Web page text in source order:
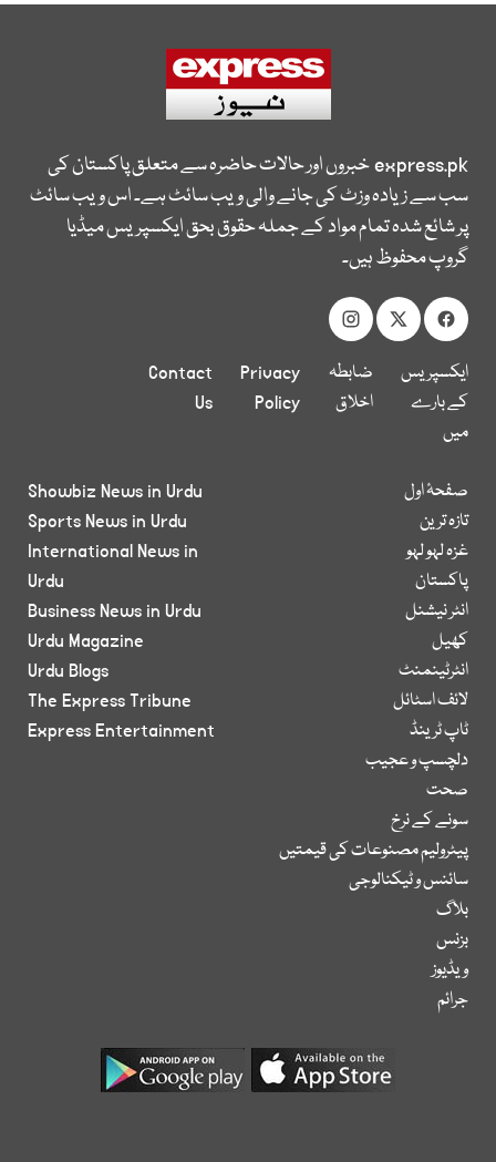
express.pkخبروں اور حالات حاضرہ سے متعلق پاکستان کی
سب سے زیادہ وزٹ کی جانے والی ویب سائٹ ہے۔ اس ویب سائٹ
پر شائع شدہ تمام مواد کے جملہ حقوق بحق ایکسپریس میڈیا
گروپ محفوظ ہیں۔
ایکسپریس
کے بارے
میں
ضابطہ
اخلاق
Privacy
Policy
Contact
Us
صفحۂ اول
تازہ ترین
غزہ لہو لہو
پاکستان
انٹر نیشنل
کھیل
انٹرٹینمنٹ
لائف اسٹائل
ٹاپ ٹرینڈ
دلچسپ و عجیب
صحت
سونے کے نرخ
پیٹرولیم مصنوعات کی قیمتیں
سائنس و ٹیکنالوجی
بلاگ
بزنس
ویڈیوز
جرائم
Showbiz News in Urdu
Sports News in Urdu
International News in
Urdu
Business News in Urdu
Urdu Magazine
Urdu Blogs
The Express Tribune
Express Entertainment